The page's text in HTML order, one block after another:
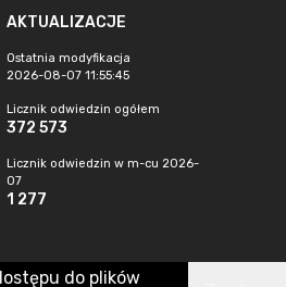
AKTUALIZACJE
Ostatnia modyfikacja
2026-08-07 11:55:45
Licznik odwiedzin ogółem
372 573
Licznik odwiedzin w m-cu 2026-
07
1 277
do plików